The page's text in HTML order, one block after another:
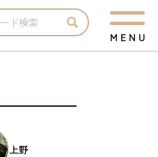
M E N U
上野